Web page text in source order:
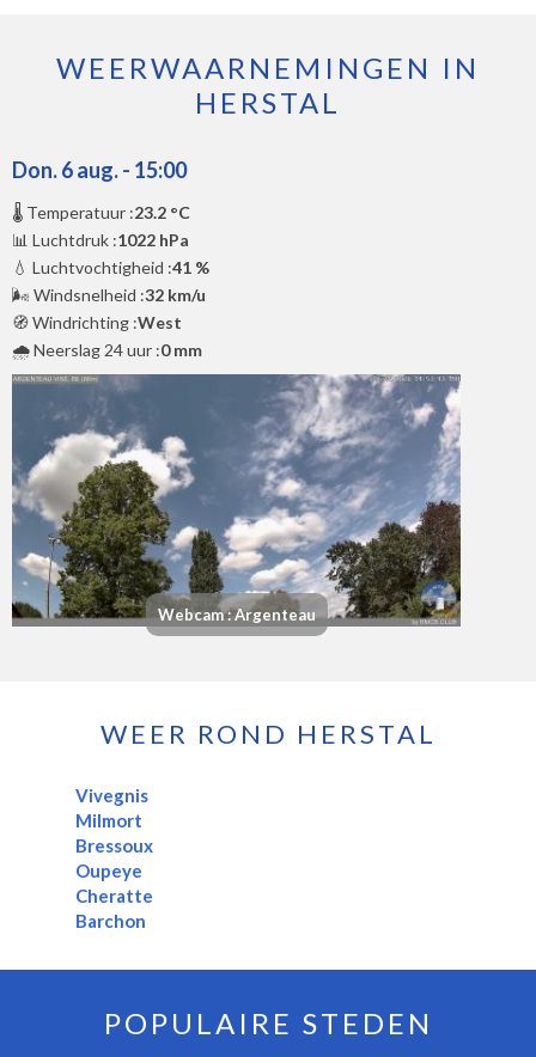
WEERWAARNEMINGEN IN
HERSTAL
Don. 6 aug. - 15:00
🌡️ Temperatuur :23.2 °C
📊 Luchtdruk :1022 hPa
💧 Luchtvochtigheid :41 %
🌬️ Windsnelheid :32 km/u
🧭 Windrichting :West
🌧️ Neerslag 24 uur :0 mm
Webcam : Argenteau
WEER ROND HERSTAL
Vivegnis
Milmort
Bressoux
Oupeye
Cheratte
Barchon
POPULAIRE STEDEN